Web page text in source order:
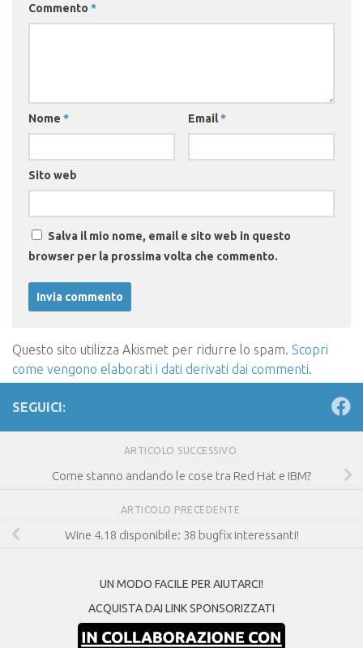
Commento *
Nome * Email*
Sito web
Salva il mio nome, email e sito web in questo
browser per la prossima volta che commento.
Questo sito utilizza Akismet per ridurre lo spam. Scopri
come vengono elaborati i dati derivati dai commenti.
SEGUICI:
ARTICOLO SUCCESSIVO
Come stanno andando le cose tra Red Hat e IBM?
ARTICOLO PRECEDENTE
Wine 4.18 disponibile: 38 bugfix interessanti!
UN MODO FACILE PER AIUTARCI!
ACQUISTA DAI LINK SPONSORIZZATI